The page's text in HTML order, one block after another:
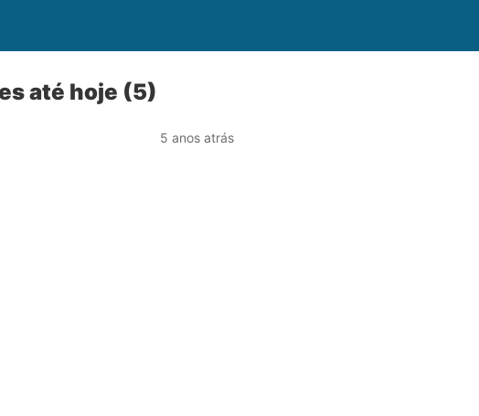
até hoje (5)
5 anos atrás